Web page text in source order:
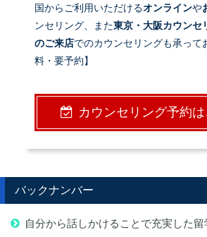
国からご利用いただけるオンラインや
ンセリング、また東京・大阪カウンセ
のご来店でのカウンセリングも承って
料・要予約】
カウンセリング予約は
バックナンバー
自分から話しかけることで充実した留